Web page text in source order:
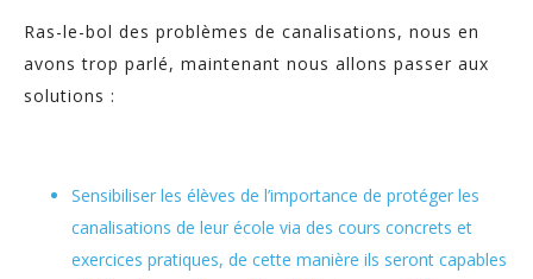
Ras-le-bol des problèmes de canalisations, nous en
avons trop parlé, maintenant nous allons passer aux
solutions :
Sensibiliser les élèves de l’importance de protéger les
canalisations de leur école via des cours concrets et
exercices pratiques, de cette manière ils seront capables